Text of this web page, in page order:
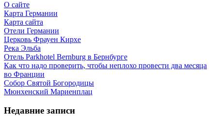
О сайте
Карта Германии
Карта сайта
Отели Германии
Церковь Фрауен Кирхе
Река Эльба
Отель Parkhotel Bernburg в Бернбурге
Как что надо проверить, чтобы неплохо провести два месяца
во Франции
Собор Святой Богородицы
Мюнхенский Мариенплац
Недавние записи